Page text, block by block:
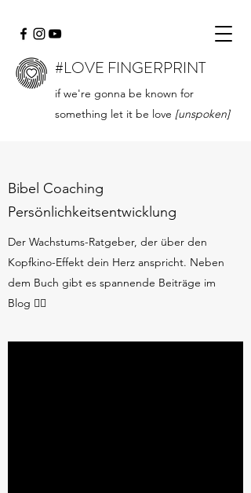
#LOVE FINGERPRINT
if we're gonna be known for
something let it be love [unspoken]
Bibel Coaching
Persönlichkeitsentwicklung
Der Wachstums-Ratgeber, der über den
Kopfkino-Effekt dein Herz anspricht. Neben
dem Buch gibt es spannende Beiträge im
Blog 👇🏻